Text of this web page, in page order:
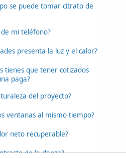
se puede tomar citrato de
de mi teléfono?
presenta la luz y el calor?
tienes que tener cotizados
paga?
del proyecto?
ventanas al mismo tiempo?
neto recuperable?
de la danza?